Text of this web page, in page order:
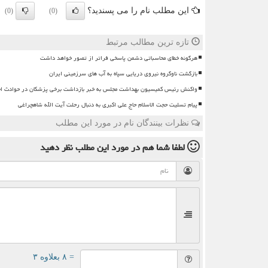
این مطلب نام را می پسندید؟ (0)
(0)
تازه ترین مطالب مرتبط
هرگونه خطای محاسباتی دشمن پاسخی فراتر از تصور خواهد داشت
بازگشت ناوگروه نیروی دریایی سپاه به آب های سرزمینی ایران
واکنش رئیس کمیسیون بهداشت مجلس به خبر بازداشت برخی پزشکان در حوادث
پیام تسلیت حجت الاسلام حاج علی اکبری به دنبال رحلت آیت الله شاهچراغی
نظرات بینندگان نام در مورد این مطلب
لطفا شما همدر مورد این مطلبنظر دهید
= ۸ بعلاوه ۳